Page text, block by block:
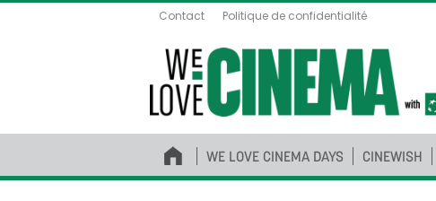
Contact Politique de confidentialité
WE LOVE CINEMA DAYS CINEWISH